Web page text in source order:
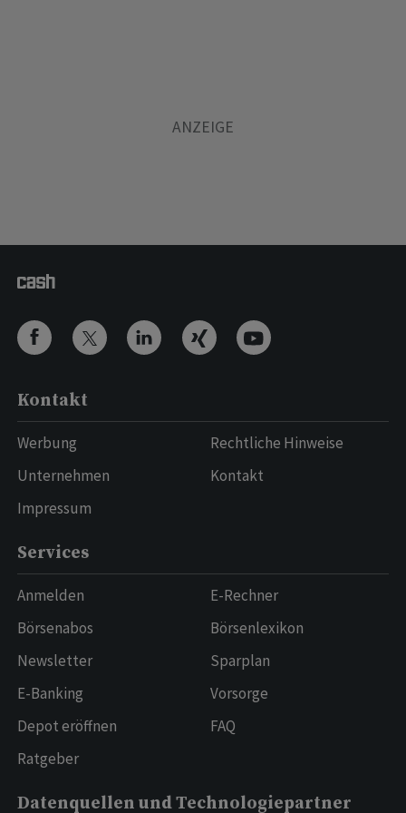
Kontakt
Werbung
Unternehmen
Impressum
Rechtliche Hinweise
Kontakt
Services
Anmelden
Börsenabos
Newsletter
E-Banking
Depot eröffnen
Ratgeber
E-Rechner
Börsenlexikon
Sparplan
Vorsorge
FAQ
Datenquellen und Technologiepartner